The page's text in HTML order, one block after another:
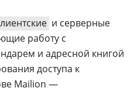
и серверные
работу с
и адресной книгой
доступа к
Mailion —